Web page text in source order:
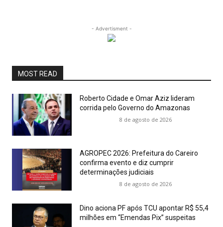
- Advertisment -
MOST READ
Roberto Cidade e Omar Aziz lideram
corrida pelo Governo do Amazonas
8 de agosto de 2026
AGROPEC 2026: Prefeitura do Careiro
confirma evento e diz cumprir
determinações judiciais
8 de agosto de 2026
Dino aciona PF após TCU apontar R$ 55,4
milhões em “Emendas Pix” suspeitas